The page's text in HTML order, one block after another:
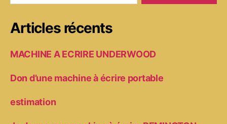
Articles récents
MACHINE A ECRIRE UNDERWOOD
Don d’une machine à écrire portable
estimation